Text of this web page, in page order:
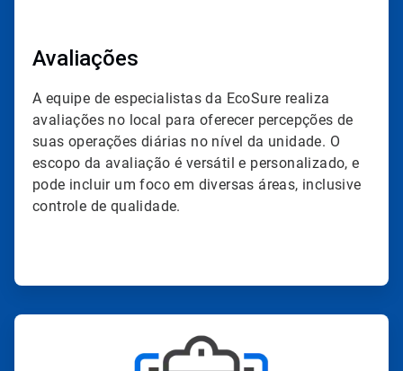
Avaliações
A equipe de especialistas da EcoSure realiza
avaliações no local para oferecer percepções de
suas operações diárias no nível da unidade. O
escopo da avaliação é versátil e personalizado, e
pode incluir um foco em diversas áreas, inclusive
controle de qualidade.
ArticleTile